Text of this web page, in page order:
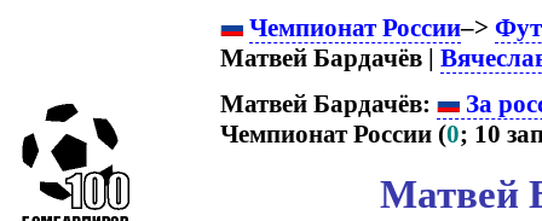
Чемпионат России–>
Матвей Бардачёв |
Матвей Бардачёв:
За
Чемпионат России (0; 10
Матвей